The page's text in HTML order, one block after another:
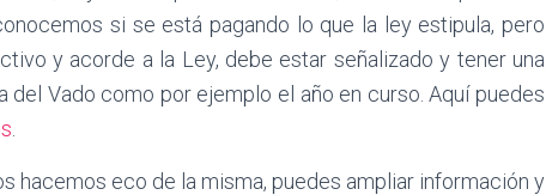
si se está pagando lo que la ley estipula, pero
y acorde a la Ley, debe estar señalizado y tener una
Vado como por ejemplo el año en curso. Aquí puedes
hacemos eco de la misma, puedes ampliar información y